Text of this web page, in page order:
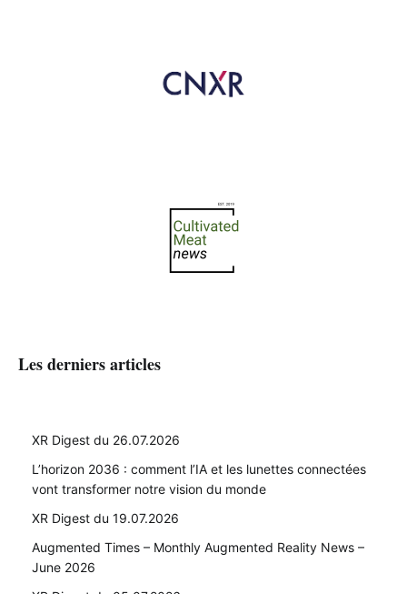
Les derniers articles
XR Digest du 26.07.2026
L’horizon 2036 : comment l’IA et les lunettes connectées
vont transformer notre vision du monde
XR Digest du 19.07.2026
Augmented Times – Monthly Augmented Reality News –
June 2026